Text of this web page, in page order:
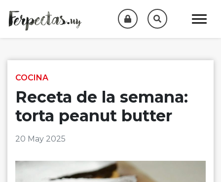
COCINA
Receta de la semana:
torta peanut butter
20 May 2025